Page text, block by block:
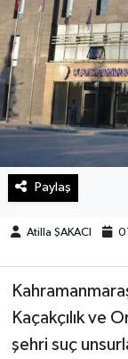
Paylaş
Atilla ŞAKACI
Kaçakçılık ve
şehri suç
Manşet
Manşetler
Resmi İlan
Spor
SürManşet
Yaşam